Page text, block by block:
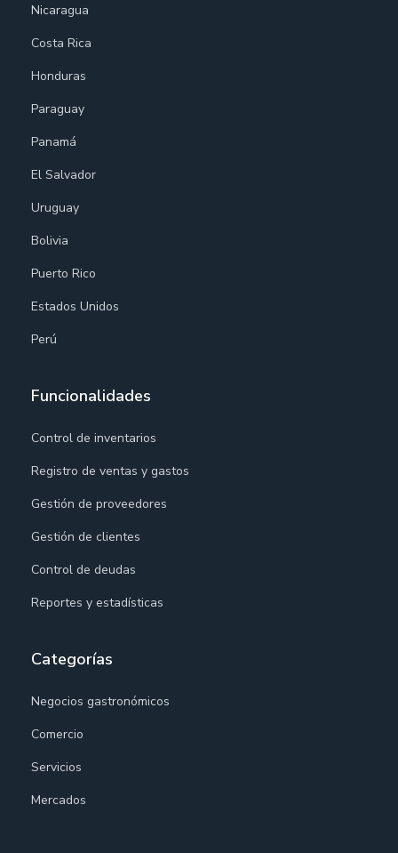
Nicaragua
Costa Rica
Honduras
Paraguay
Panamá
El Salvador
Uruguay
Bolivia
Puerto Rico
Estados Unidos
Perú
Funcionalidades
Control de inventarios
Registro de ventas y gastos
Gestión de proveedores
Gestión de clientes
Control de deudas
Reportes y estadísticas
Categorías
Negocios gastronómicos
Comercio
Servicios
Mercados